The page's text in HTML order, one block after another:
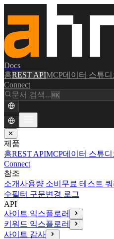
Docs
홈REST APIMCP데이터 스튜디
Connect
문서 검색...⌘K
✕
제품
홈REST APIMCP데이터 스튜디
Connect
참조
소개사용량 소비 무료 테스트 쿼
수필터 구문변경 로그
API
사이트 익스플로러
키워드 익스플로러
사이트 감사